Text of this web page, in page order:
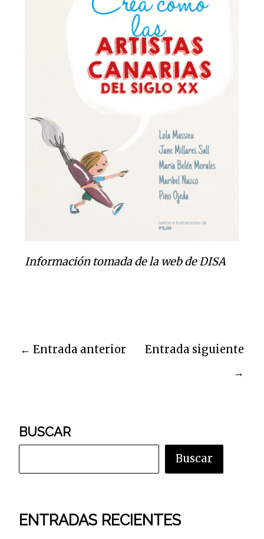
Información tomada de la web de DISA
← Entrada anterior
Entrada siguiente
→
BUSCAR
Buscar
ENTRADAS RECIENTES